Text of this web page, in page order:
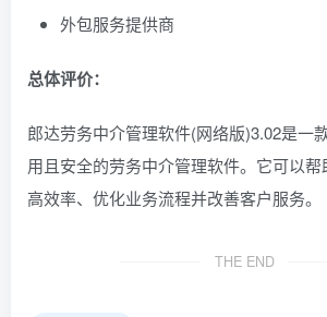
外包服务提供商
总体评价：
郎达劳务中介管理软件(网络版)3.02是一
用且安全的劳务中介管理软件。它可以
高效率、优化业务流程并改善客户服务。
THE END